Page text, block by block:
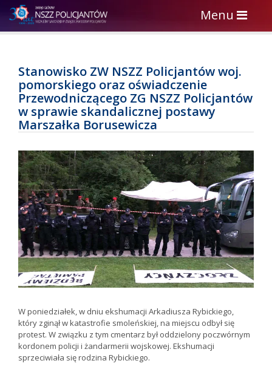
Toggle
navigation
Menu
Stanowisko ZW NSZZ Policjantów woj.
pomorskiego oraz oświadczenie
Przewodniczącego ZG NSZZ Policjantów
w sprawie skandalicznej postawy
Marszałka Borusewicza
W poniedziałek, w dniu ekshumacji Arkadiusza Rybickiego,
który zginął w katastrofie smoleńskiej, na miejscu odbył się
protest. W związku z tym cmentarz był oddzielony poczwórnym
kordonem policji i żandarmerii wojskowej. Ekshumacji
sprzeciwiała się rodzina Rybickiego.